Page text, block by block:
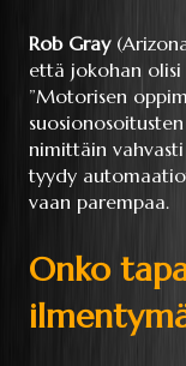
Rob Gray
että jokohan olisi
”Motorisen
nimittäin
tyydy
vaan parempaa.
Onko